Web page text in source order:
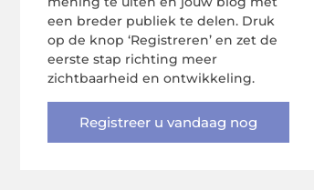
een breder publiek te delen. Druk
op de knop ‘Registreren’ en zet de
eerste stap richting meer
zichtbaarheid en ontwikkeling.
Registreer u vandaag nog